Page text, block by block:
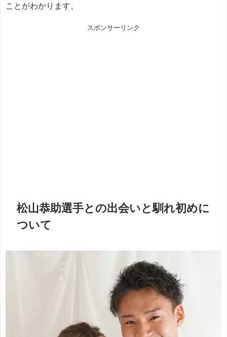
ことがわかります。
スポンサーリンク
松山恭助選手との出会いと馴れ初めに
ついて